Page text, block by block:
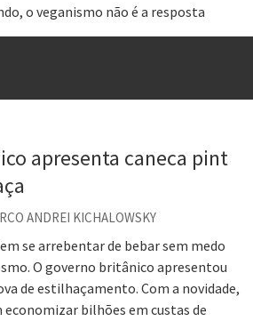
segredo do sucesso
Borges
o veganismo não é a resposta
apresenta caneca pint
ANDREI KICHALOWSKY
se arrebentar de bebar sem medo
O governo britânico apresentou
de estilhaçamento. Com a novidade,
bilhões em custas de